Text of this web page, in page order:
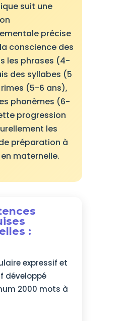
suit une
précise
conscience des
les phrases (4-
des syllabes (5
(5-6 ans),
phonèmes (6-
progression
les
préparation à
maternelle.
:
expressif et
développé
2000 mots à